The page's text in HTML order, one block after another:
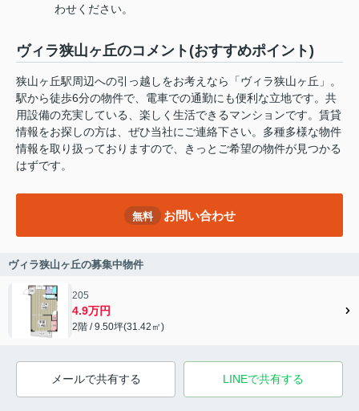
わせください。
ヴィラ狭山ヶ丘のコメント(おすすめポイント)
狭山ヶ丘駅周辺への引っ越しをお考えなら「ヴィラ狭山ヶ丘」。
駅から徒歩6分の物件で、電車での通勤にも便利な立地です。共
用設備の充実している、楽しく生活できるマンションです。賃貸
情報をお探しの方は、ぜひ当社にご連絡下さい。多種多様な物件
情報を取り扱っておりますので、きっとご希望の物件が見つかる
はずです。
無料 お問い合わせ
ヴィラ狭山ヶ丘の募集中物件
205
4.9万円
2階 / 9.50坪(31.42㎡)
メールで共有する LINEで共有する